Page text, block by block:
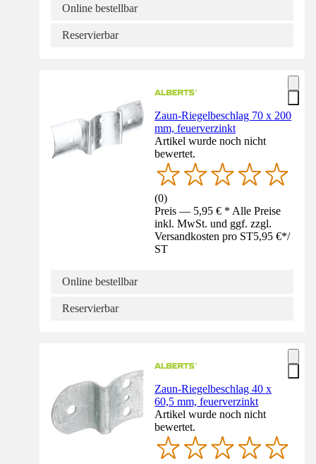
Online bestellbar
Reservierbar
Zaun-Riegelbeschlag 70 x 200
mm, feuerverzinkt
Artikel wurde noch nicht
bewertet.
(0)
Preis — 5,95 € * Alle Preise
inkl. MwSt. und ggf. zzgl.
Versandkosten pro ST5,95 €*/
ST
Online bestellbar
Reservierbar
Zaun-Riegelbeschlag 40 x
60,5 mm, feuerverzinkt
Artikel wurde noch nicht
bewertet.